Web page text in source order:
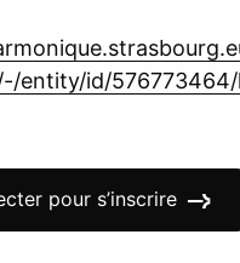
entity/id/
pour s’inscrire